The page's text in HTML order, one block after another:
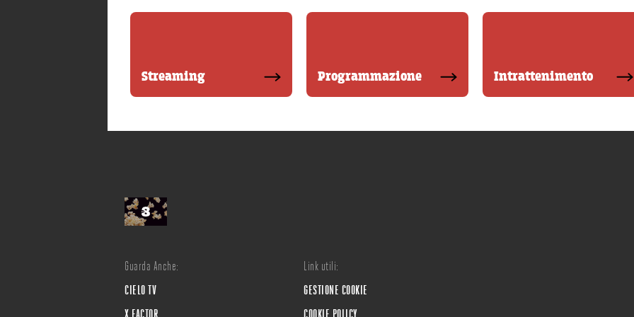
Streaming Programmazione Intrattenimento
Guarda Anche:
CIELO TV
X FACTOR
Link utili:
GESTIONE COOKIE
COOKIE POLICY